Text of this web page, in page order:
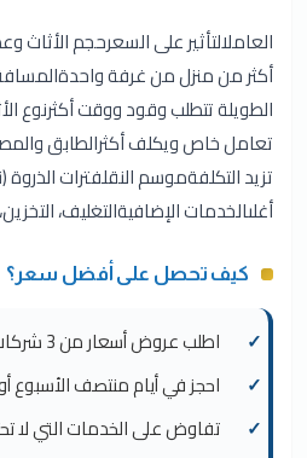
أكثر من منزل من غرفة
الطويلة تتطلب وقود ووقت أكثرنوع
تعامل خاص ويكلف أكثرالطابق
تزيد التكلفةموسم النقلفترات
أغلىالخدمات الإضافيةالتغليف،
كيف تحصل على أفضل سعر؟
اطلب عروض أسعار من 3 شركات على الأقل للمقارنة
احجز في أيام منتصف الأسبوع
تفاوض على الخدمات التي لا